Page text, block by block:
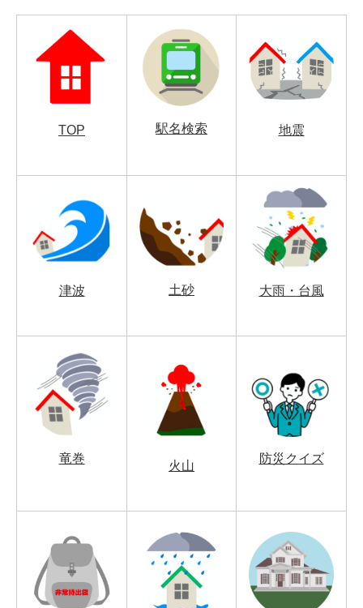
TOP 駅名検索 地震
津波 土砂 大雨・台風
竜巻
火山
防災クイズ